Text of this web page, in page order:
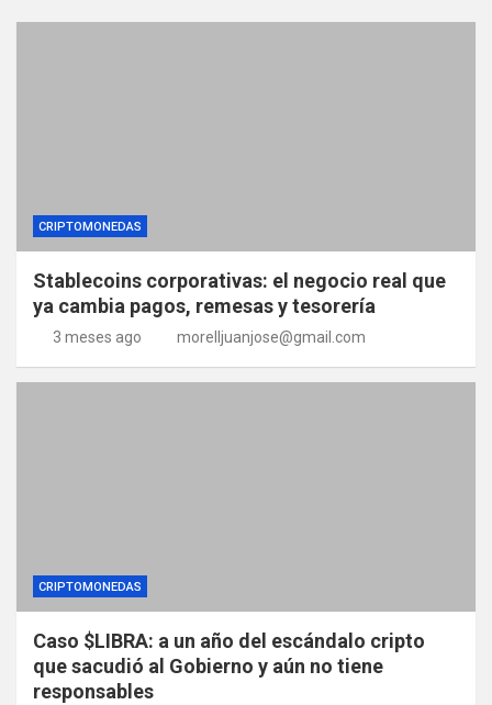
CRIPTOMONEDAS
Stablecoins corporativas: el negocio real que
ya cambia pagos, remesas y tesorería
3 meses ago morelljuanjose@gmail.com
CRIPTOMONEDAS
Caso $LIBRA: a un año del escándalo cripto
que sacudió al Gobierno y aún no tiene
responsables